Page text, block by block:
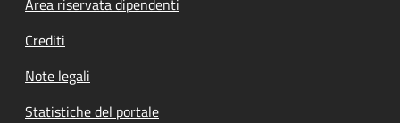
Crediti
Note legali
Statistiche del portale